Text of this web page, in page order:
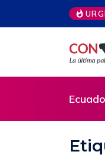
215.000